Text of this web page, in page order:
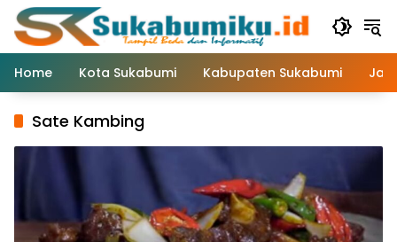
Langsung
konten
Home
Kota Sukabumi Kabupaten Sukabumi
Sate Kambing